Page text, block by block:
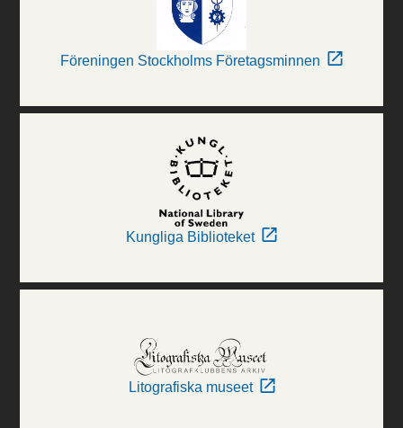
Föreningen Stockholms Företagsminnen
Kungliga Biblioteket
Litografiska museet